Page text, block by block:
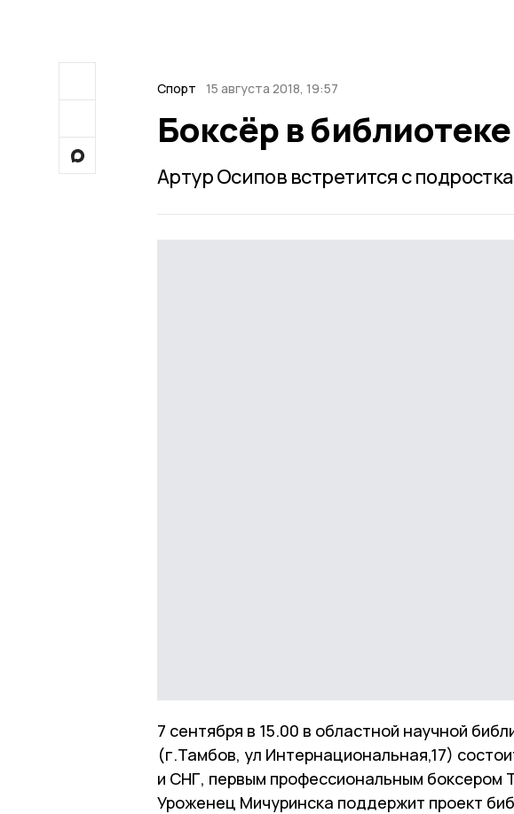
Спорт 15 августа 2018, 19:57
Боксёр в библиотеке
Артур Осипов встретится с
7 сентября в 15.00 в областной научной
(г.Тамбов, ул Интернациональная,17)
и СНГ, первым профессиональным
Уроженец Мичуринска поддержит проект